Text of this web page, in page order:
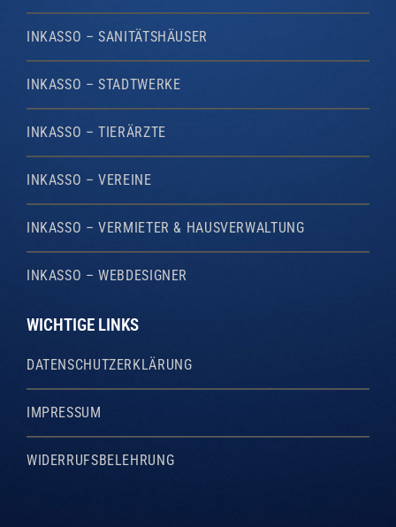
INKASSO – SANITÄTSHÄUSER
INKASSO – STADTWERKE
INKASSO – TIERÄRZTE
INKASSO – VEREINE
INKASSO – VERMIETER & HAUSVERWALTUNG
INKASSO – WEBDESIGNER
WICHTIGE LINKS
DATENSCHUTZERKLÄRUNG
IMPRESSUM
WIDERRUFSBELEHRUNG